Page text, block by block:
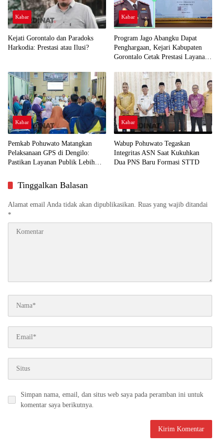
Kabar
Kejati Gorontalo dan Paradoks
Harkodia: Prestasi atau Ilusi?
Kabar
Program Jago Abangku Dapat
Penghargaan, Kejari Kabupaten
Gorontalo Cetak Prestasi Layanan
Kabar
Pemkab Pohuwato Matangkan
Pelaksanaan GPS di Dengilo:
Pastikan Layanan Publik Lebih
Kabar
Wabup Pohuwato Tegaskan
Integritas ASN Saat Kukuhkan
Dua PNS Baru Formasi STTD
Tinggalkan Balasan
Alamat email Anda tidak akan dipublikasikan. Ruas yang wajib ditandai
*
Simpan nama, email, dan situs web saya pada peramban ini untuk
komentar saya berikutnya.